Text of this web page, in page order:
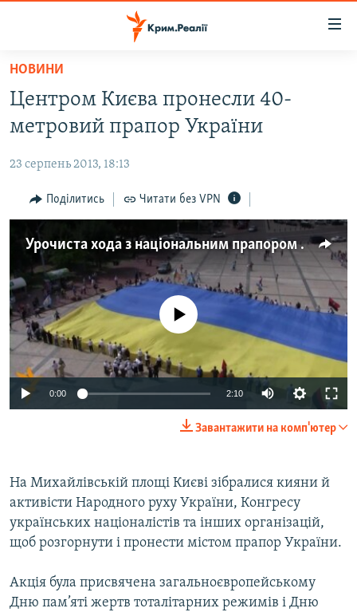
Перейти
основного
матеріалу
Перейти
до
навігації
Перейти
пошуку
ВОДА.КРИМ
ВІДЕО ТА ФОТО
ПОЛІТИКА
БЛОГИ
ПОГЛЯД
ІНТЕРВ'Ю
ВСЕ ЗА ДЕНЬ
СПЕЦПРОЕКТИ
ДЕПОРТАЦІЯ
ВІДЕОУРОКИ «ELIFBE»
СВІДЧЕННЯ ОКУПАЦІЇ
ЯК ОБІЙТИ БЛОКУВАННЯ
Русский
Qırımtatar
Усі сайти RFE/RL
НОВИНИ
Центром Києва пронесли 40-
метровий прапор України
23 серпень 2013, 18:13
Поділитись Читати без VPN
Урочиста хода з національним прапором у Києві
No media source currently available
0:00 2:10
Завантажити на комп'ютер
На Михайлівській площі Києві зібралися кияни й
активісти Народного руху України, Конгресу
українських націоналістів та інших організацій,
щоб розгорнути і пронести містом прапор України.
Акція була присвячена загальноєвропейському
Дню пам’яті жертв тоталітарних режимів і Дню